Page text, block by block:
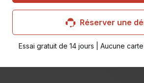
Réserver une
Essai gratuit de 14 jours | Aucune